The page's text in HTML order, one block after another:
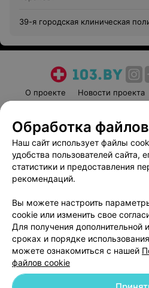
39-я городская клиническая
О проекте Новости проекта
Пользовательское
Вакансии
Написать
Обработка
Обработка
Наш сайт использует файлы
удобства пользователей сайта,
статистики и предоставления
рекомендаций.
Вы можете настроить
cookie или изменить свое
Для получения дополнительной
сроках и порядке
можете ознакомиться с нашей
файлов cookie